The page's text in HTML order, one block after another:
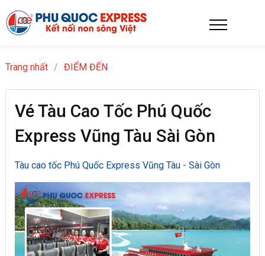
Trang nhất / ĐIỂM ĐẾN
Vé Tàu Cao Tốc Phú Quốc
Express Vũng Tàu Sài Gòn
Tàu cao tốc Phú Quốc Express Vũng Tàu - Sài Gòn